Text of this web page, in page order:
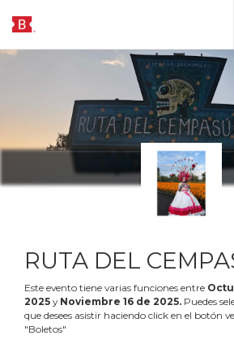
RUTA DEL
Este evento tiene varias funciones entre
2025 y Noviembre 16 de 2025. Puedes
que desees asistir haciendo click en el botón
"Boletos"